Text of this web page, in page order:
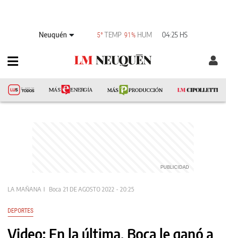
Neuquén 5° TEMP 91% HUM 04:25 HS
LA MAÑANA Boca 21 DE AGOSTO 2022 - 20:25
DEPORTES
Video: En la última, Boca le ganó a